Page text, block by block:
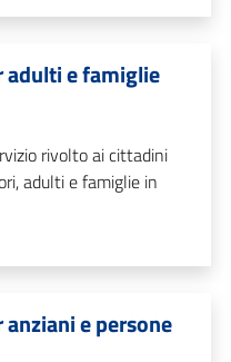
adulti e famiglie
rivolto ai cittadini
adulti e famiglie in
e persone